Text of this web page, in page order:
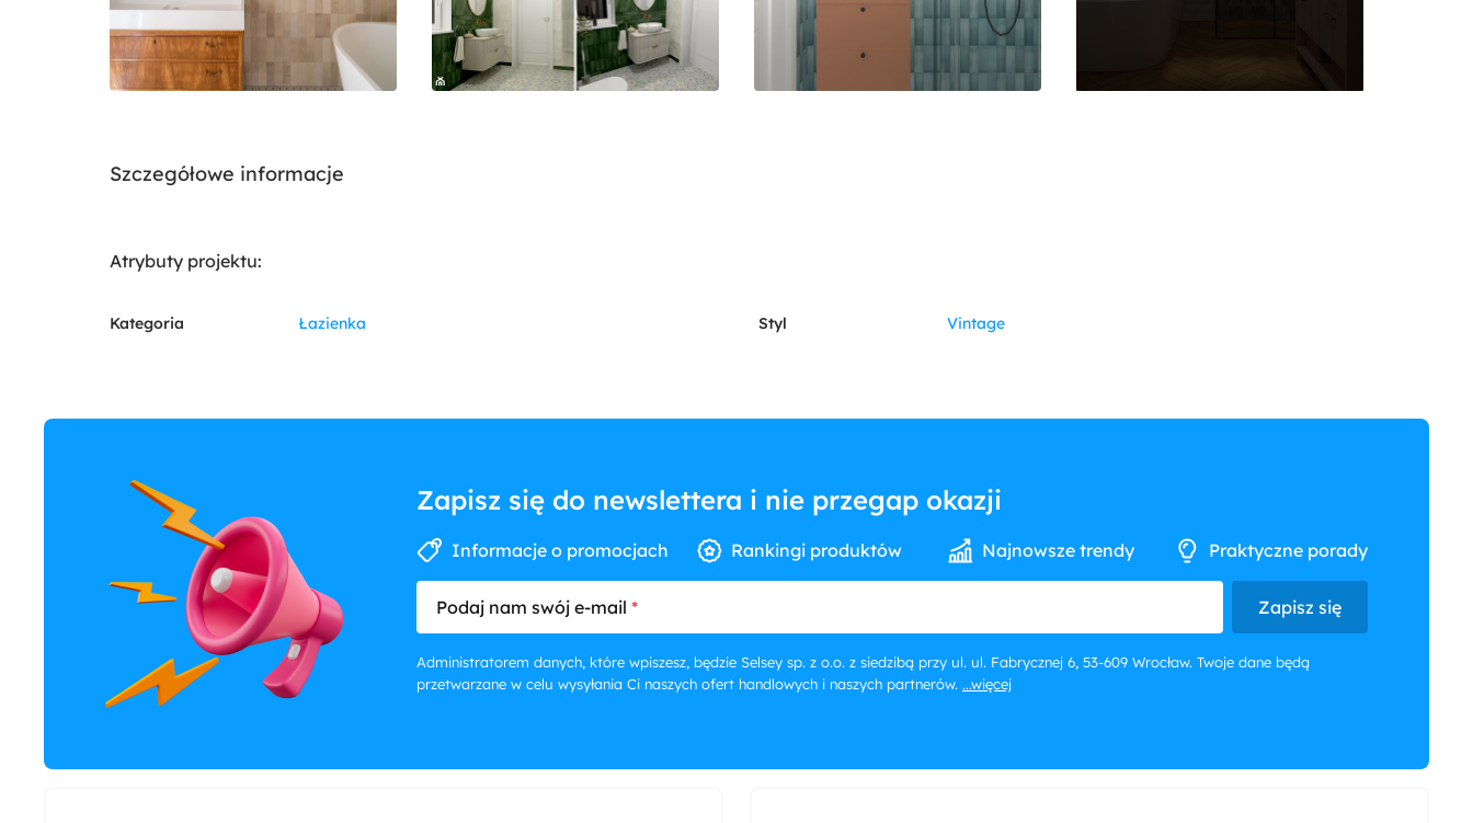
Szczegółowe informacje
Atrybuty projektu:
Kategoria Łazienka Styl Vintage
Zapisz się do newslettera i nie przegap okazji
Informacje o promocjach Rankingi produktów Najnowsze trendy Praktyczne porady
Podaj nam swój e-mail Zapisz się
Administratorem danych, które wpiszesz, będzie Selsey sp. z o.o. z siedzibą przy ul. ul. Fabrycznej 6, 53-609 Wrocław. Twoje dane będą
przetwarzane w celu wysyłania Ci naszych ofert handlowych i naszych partnerów. ...więcej